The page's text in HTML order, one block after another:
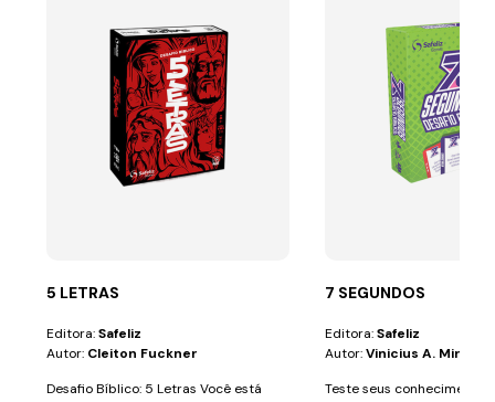
5 LETRAS
Editora:Safeliz
Autor: Cleiton Fuckner
Desafio Bíblico: 5 Letras Você está
7 SEGUNDOS
Editora:Safeliz
Autor:Vinicius A. Miranda
Teste seus